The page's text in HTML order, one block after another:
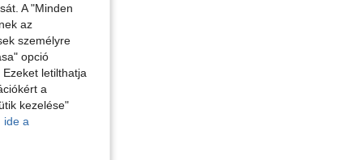
A "Minden
az
személyre
opció
letilthatja
a
kezelése"
ide a